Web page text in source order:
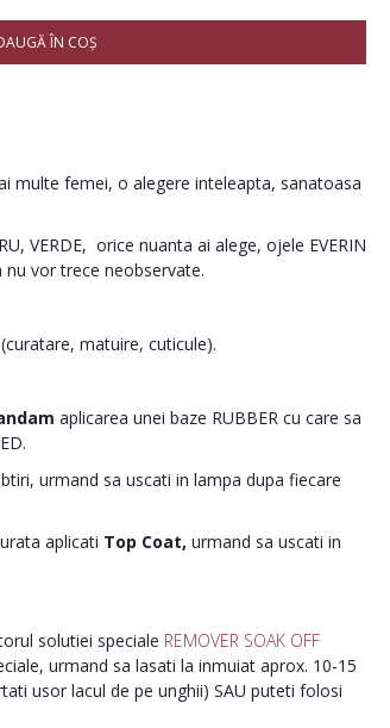
ÎN COŞ
multe femei, o alegere inteleapta, sanatoasa
VERDE, orice nuanta ai alege, ojele EVERIN
vor trece neobservate.
matuire, cuticule).
aplicarea unei baze RUBBER cu care sa
urmand sa uscati in lampa dupa fiecare
aplicati Top Coat, urmand sa uscati in
solutiei speciale REMOVER SOAK OFF
urmand sa lasati la inmuiat aprox. 10-15
usor lacul de pe unghii) SAU puteti folosi